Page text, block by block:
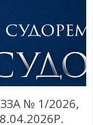
№ 1/2026,